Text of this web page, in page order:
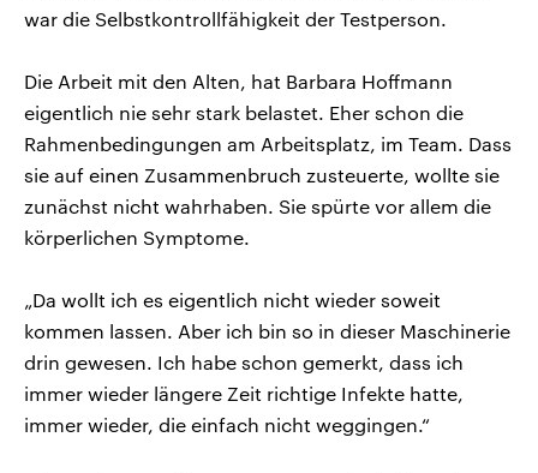
war die Selbstkontrollfähigkeit der Testperson.
Die Arbeit mit den Alten, hat Barbara Hoffmann
eigentlich nie sehr stark belastet. Eher schon die
Rahmenbedingungen am Arbeitsplatz, im Team. Dass
sie auf einen Zusammenbruch zusteuerte, wollte sie
zunächst nicht wahrhaben. Sie spürte vor allem die
körperlichen Symptome.
„Da wollt ich es eigentlich nicht wieder soweit
kommen lassen. Aber ich bin so in dieser Maschinerie
drin gewesen. Ich habe schon gemerkt, dass ich
immer wieder längere Zeit richtige Infekte hatte,
immer wieder, die einfach nicht weggingen.“